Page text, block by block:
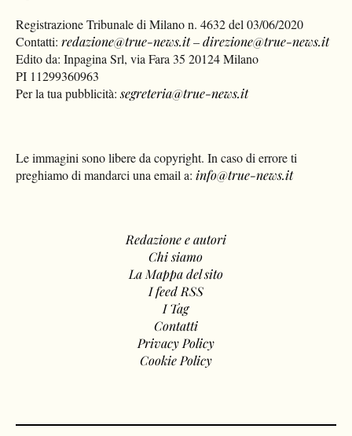
Registrazione Tribunale di Milano n. 4632 del 03/06/2020
Contatti:redazione@true-news.it–direzione@true-news.it
Edito da: Inpagina Srl, via Fara 35 20124 Milano
PI 11299360963
Per la tua pubblicità:segreteria@true-news.it
Le immagini sono libere da copyright. In caso di errore ti
preghiamo di mandarci una email a: info@true-news.it
Redazione e autori
Chi siamo
La Mappa del sito
I feed RSS
I Tag
Contatti
Privacy Policy
Cookie Policy